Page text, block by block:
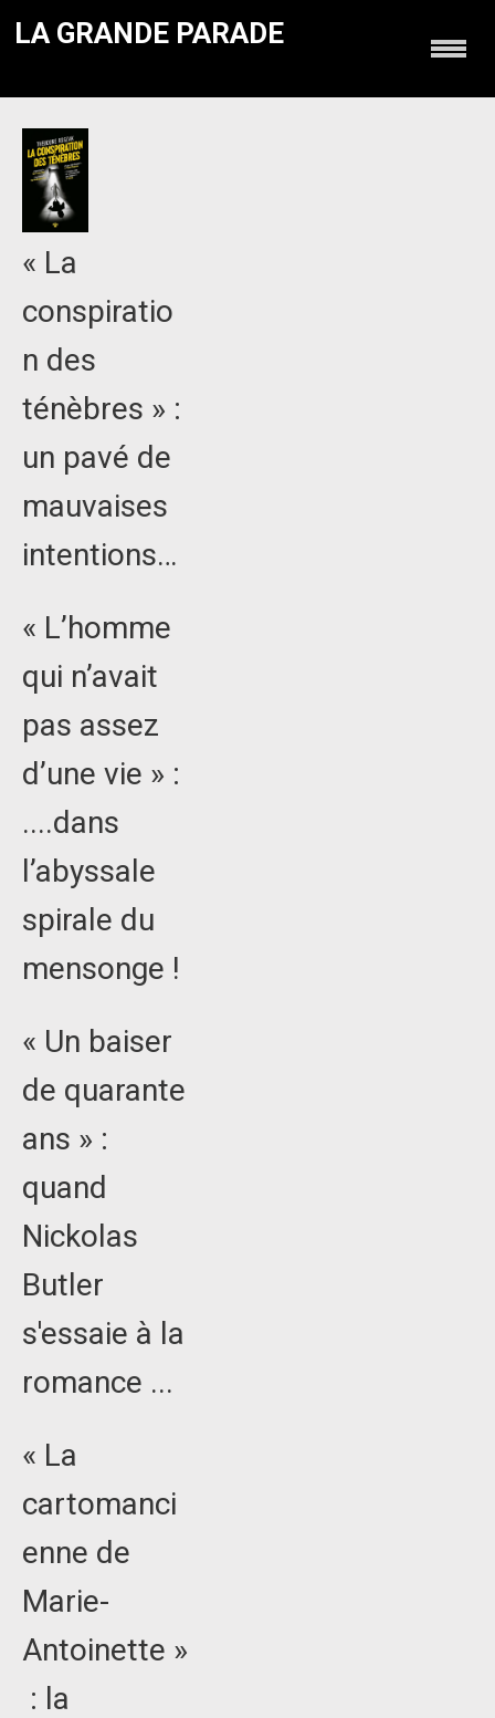
LA GRANDE PARADE
« La
conspiratio
n des
ténèbres » :
un pavé de
mauvaises
intentions…
« L’homme
qui n’avait
pas assez
d’une vie » :
....dans
l’abyssale
spirale du
mensonge !
« Un baiser
de quarante
ans » :
quand
Nickolas
Butler
s'essaie à la
romance ...
« La
cartomanci
enne de
Marie-
Antoinette »
: la